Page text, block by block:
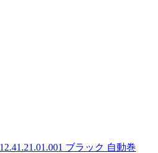
ブラック 自動巻